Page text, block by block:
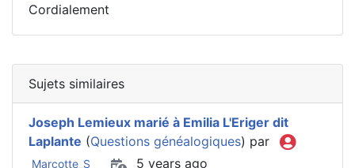
Cordialement
Sujets similaires
Joseph Lemieux marié à Emilia L'Eriger dit
Laplante (Questions généalogiques) par
Marcotte_S 5 years ago